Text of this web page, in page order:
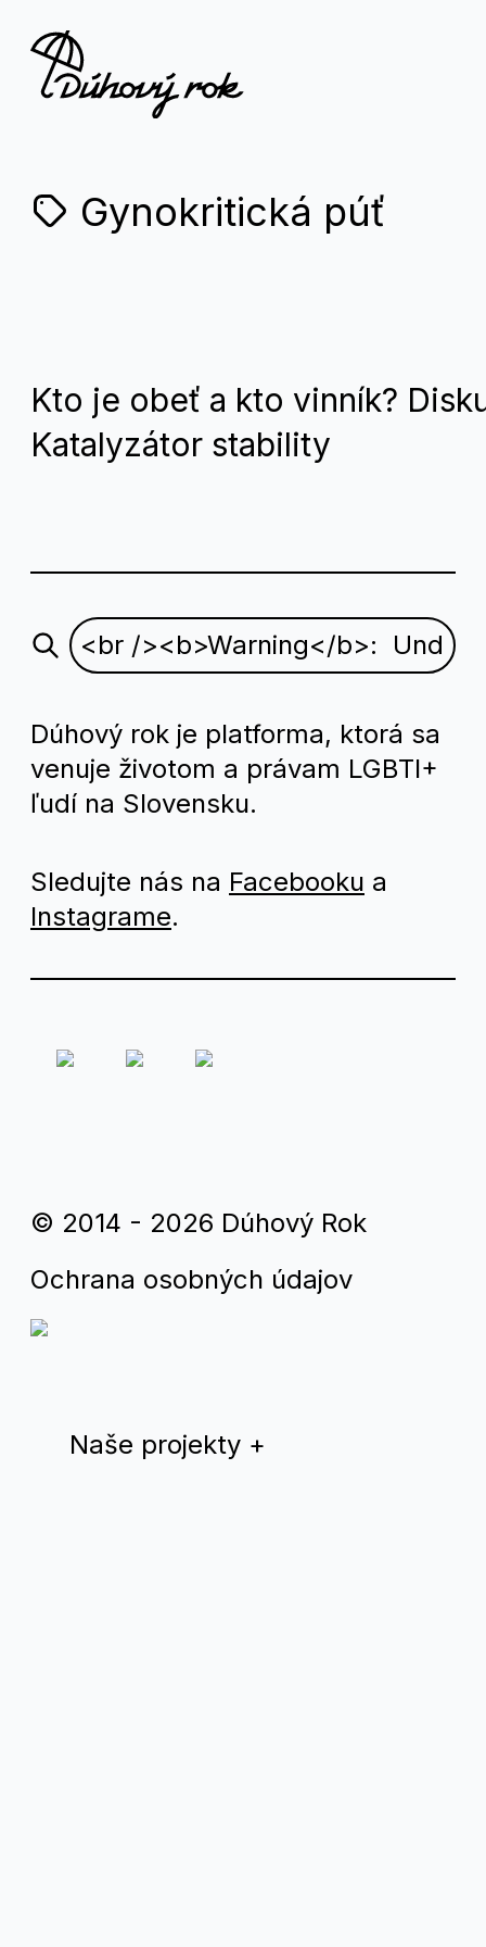
Naše projekty +
Gynokritická púť
Kto je obeť a kto vinník?
Katalyzátor stability
Dúhový rok je platforma, ktorá sa
venuje životom a právam LGBTI+
ľudí na Slovensku.
Sledujte nás na Facebooku a
Instagrame.
© 2014 - 2026 Dúhový Rok
Ochrana osobných údajov